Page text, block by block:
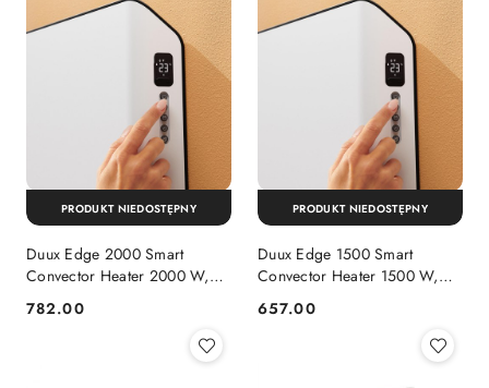
Duux Edge 2000 Smart
Convector Heater 2000 W,
Suitable for rooms up to 30
m², White, Indoor, Remote
Cena:
782.00
PRODUKT NIEDOSTĘPNY
Duux Edge 1500 Smart
Convector Heater 1500 W,
Suitable for rooms up to 20
m², White, Indoor, Remote
Cena:
657.00
PRODUKT NIEDOSTĘPNY